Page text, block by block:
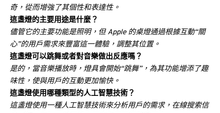
奇，從而增強了其個性和表達性。
這盞燈的主要用途是什麼？
儘管它的主要功能是照明，但 Apple 的桌燈通過根據互動“關
心”的用戶需求來豐富這一體驗，調整其位置。
這盞燈可以跳舞或者對音樂做出反應嗎？
是的，當音樂播放時，燈具會開始“跳舞”，為其功能增添了趣
味性，使與用戶的互動更加愉快。
這盞燈使用哪種類型的人工智慧技術？
這盞燈使用一種人工智慧技術來分析用戶的需求，在線搜索信